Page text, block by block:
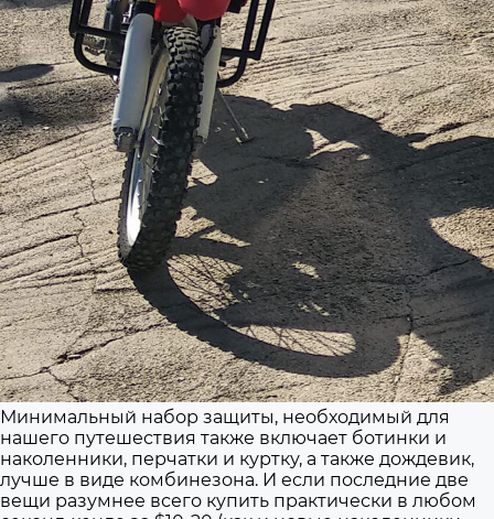
Минимальный набор защиты, необходимый для
нашего путешествия также включает ботинки и
наколенники, перчатки и куртку, а также дождевик,
лучше в виде комбинезона. И если последние две
вещи разумнее всего купить практически в любом